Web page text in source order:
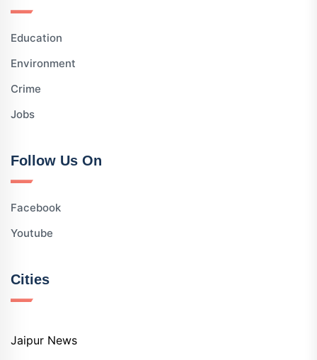
Education
Environment
Crime
Jobs
Follow Us On
Facebook
Youtube
Cities
Jaipur News